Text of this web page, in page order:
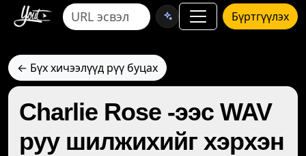
Бүртгүүлэх
← Бүх хичээлүүд рүү буцах
Charlie Rose -ээс WAV
руу шилжихийг хэрхэн